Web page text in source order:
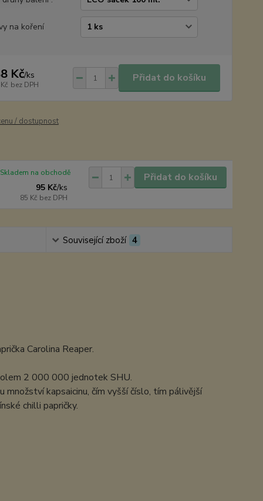
na koření
Kč/ks
bez DPH
Přidat do košíku
/ dostupnost
95 Kč/ks
85 Kč bez DPH
Skladem na obchodě Přidat do košíku
Související zboží 4
Carolina Reaper.
2 000 000 jednotek SHU.
kapsaicinu, čím vyšší číslo, tím pálivější
chilli papričky.